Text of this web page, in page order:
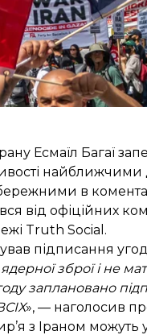
Есмаїл Багаї
в
від офіційних
Truth Social.
підписання
зброї і не
заплановано
», — наголосив
з Іраном можуть